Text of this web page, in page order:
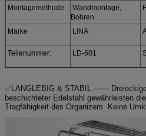
Montagemethode
Wandmontage,
Bohren
Marke LINA
Teilenummer: LD-601
✅LANGLEBIG & STABIL ——
beschichteter Edelstahl gewährleisten
Tragfähigkeit des Organizers. Keine